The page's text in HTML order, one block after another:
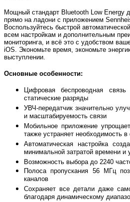
Мощный стандарт Bluetooth Low Energy
прямо на ладони с приложением
Воспользуйтесь быстрой
всем настройкам и дополнительным
мониторинга, и всё это с удобством
iOS. Экономьте время, экономьте
выступлении.
Основные особенности:
Цифровая беспроводная
статические разряды
УВЧ-передатчик значительно
и масштабируемость связи
Мобильное приложение
также устраняет необходимость
Автоматическая настройка
минимальной затратой времени и
Возможность выбора до 2240
Полоса пропускания 56 МГц
каналов
Сохраняет все детали даже
благодаря динамическому